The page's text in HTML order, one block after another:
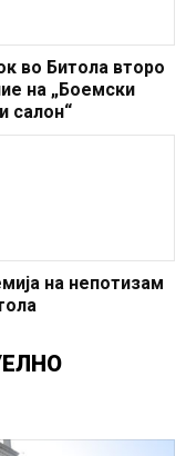
во Битола второ
на „Боемски
салон“
на непотизам